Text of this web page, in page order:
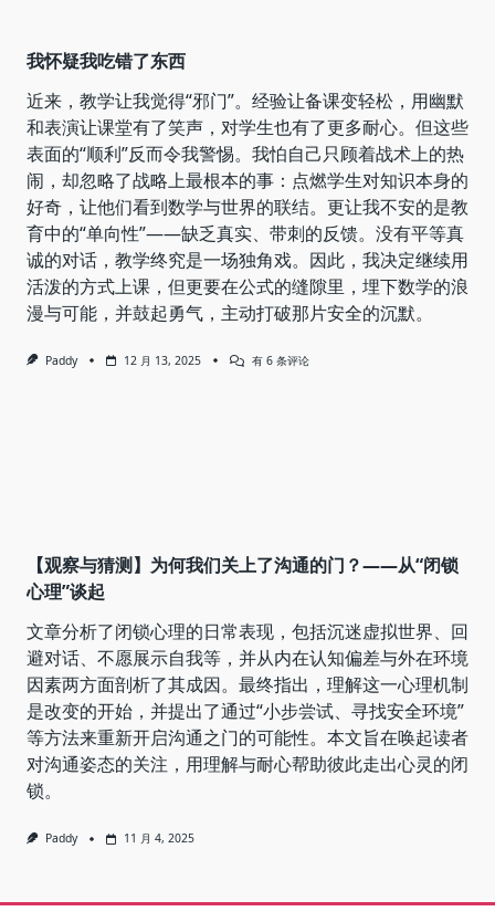
我怀疑我吃错了东西
近来，教学让我觉得“邪门”。经验让备课变轻松，用幽默
和表演让课堂有了笑声，对学生也有了更多耐心。但这些
表面的“顺利”反而令我警惕。我怕自己只顾着战术上的热
闹，却忽略了战略上最根本的事：点燃学生对知识本身的
好奇，让他们看到数学与世界的联结。更让我不安的是教
育中的“单向性”——缺乏真实、带刺的反馈。没有平等真
诚的对话，教学终究是一场独角戏。因此，我决定继续用
活泼的方式上课，但更要在公式的缝隙里，埋下数学的浪
漫与可能，并鼓起勇气，主动打破那片安全的沉默。
Paddy 12 月 13, 2025
我
有 6 条评论
【观察与猜测】为何我们关上了沟通的门？——从“闭锁
心理”谈起
文章分析了闭锁心理的日常表现，包括沉迷虚拟世界、回
避对话、不愿展示自我等，并从内在认知偏差与外在环境
因素两方面剖析了其成因。最终指出，理解这一心理机制
是改变的开始，并提出了通过“小步尝试、寻找安全环境”
等方法来重新开启沟通之门的可能性。本文旨在唤起读者
对沟通姿态的关注，用理解与耐心帮助彼此走出心灵的闭
锁。
Paddy 11 月 4, 2025